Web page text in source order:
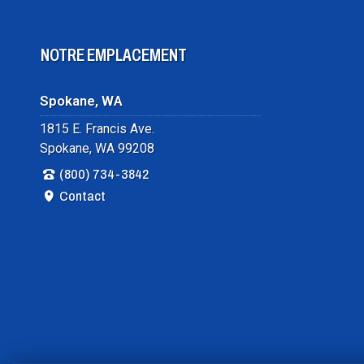
NOTRE EMPLACEMENT
Spokane, WA
1815 E. Francis Ave.
Spokane, WA 99208
(800) 734-3842
Contact